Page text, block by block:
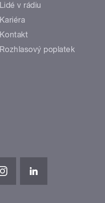
Lidé v rádiu
Kariéra
Kontakt
Rozhlasový poplatek